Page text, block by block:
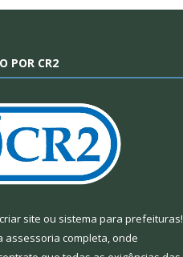
POR CR2
criar site ou sistema para prefeituras!
assessoria completa, onde